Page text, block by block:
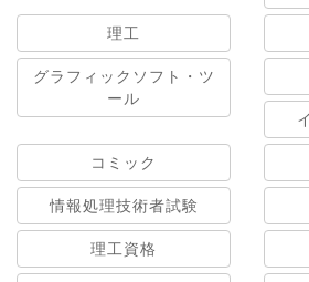
理工
グラフィックソフト・ツ
ール
コミック
情報処理技術者試験
理工資格